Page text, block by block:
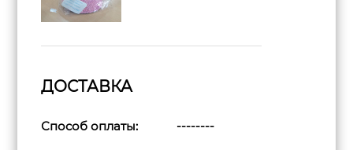
ДОСТАВКА
Способ оплаты: --------